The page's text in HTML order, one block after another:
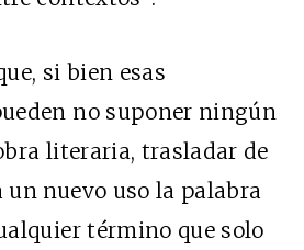
si bien esas
no suponer ningún
literaria, trasladar de
un nuevo uso la palabra
término que solo